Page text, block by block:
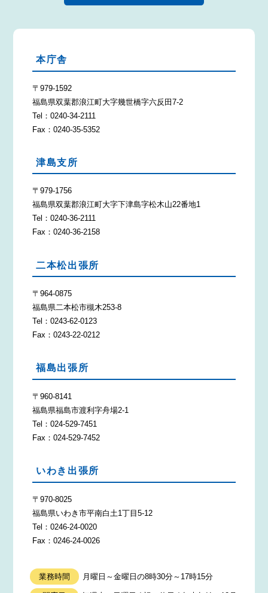
本庁舎
〒979-1592
福島県双葉郡浪江町大字幾世橋字六反田7-2
Tel：0240-34-2111
Fax：0240-35-5352
津島支所
〒979-1756
福島県双葉郡浪江町大字下津島字松木山22番地1
Tel：0240-36-2111
Fax：0240-36-2158
二本松出張所
〒964-0875
福島県二本松市槻木253-8
Tel：0243-62-0123
Fax：0243-22-0212
福島出張所
〒960-8141
福島県福島市渡利字舟場2-1
Tel：024-529-7451
Fax：024-529-7452
いわき出張所
〒970-8025
福島県いわき市平南白土1丁目5-12
Tel：0246-24-0020
Fax：0246-24-0026
業務時間 月曜日～金曜日の8時30分～17時15分